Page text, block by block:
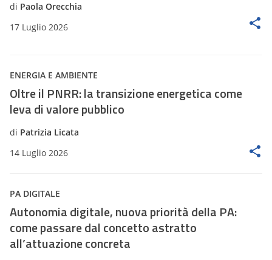
di Paola Orecchia
17 Luglio 2026
ENERGIA E AMBIENTE
Oltre il PNRR: la transizione energetica come
leva di valore pubblico
di Patrizia Licata
14 Luglio 2026
PA DIGITALE
Autonomia digitale, nuova priorità della PA:
come passare dal concetto astratto
all’attuazione concreta